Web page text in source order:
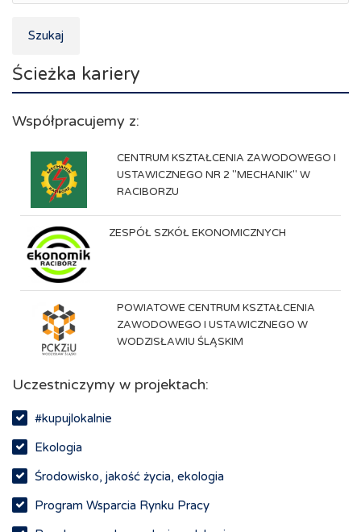
Szukaj
Ścieżka kariery
Współpracujemy z:
CENTRUM KSZTAŁCENIA ZAWODOWEGO I
USTAWICZNEGO NR 2 "MECHANIK" W
RACIBORZU
ZESPÓŁ SZKÓŁ EKONOMICZNYCH
POWIATOWE CENTRUM KSZTAŁCENIA
ZAWODOWEGO I USTAWICZNEGO W
WODZISŁAWIU ŚLĄSKIM
Uczestniczymy w projektach:
#kupujlokalnie
Ekologia
Środowisko, jakość życia, ekologia
Program Wsparcia Rynku Pracy